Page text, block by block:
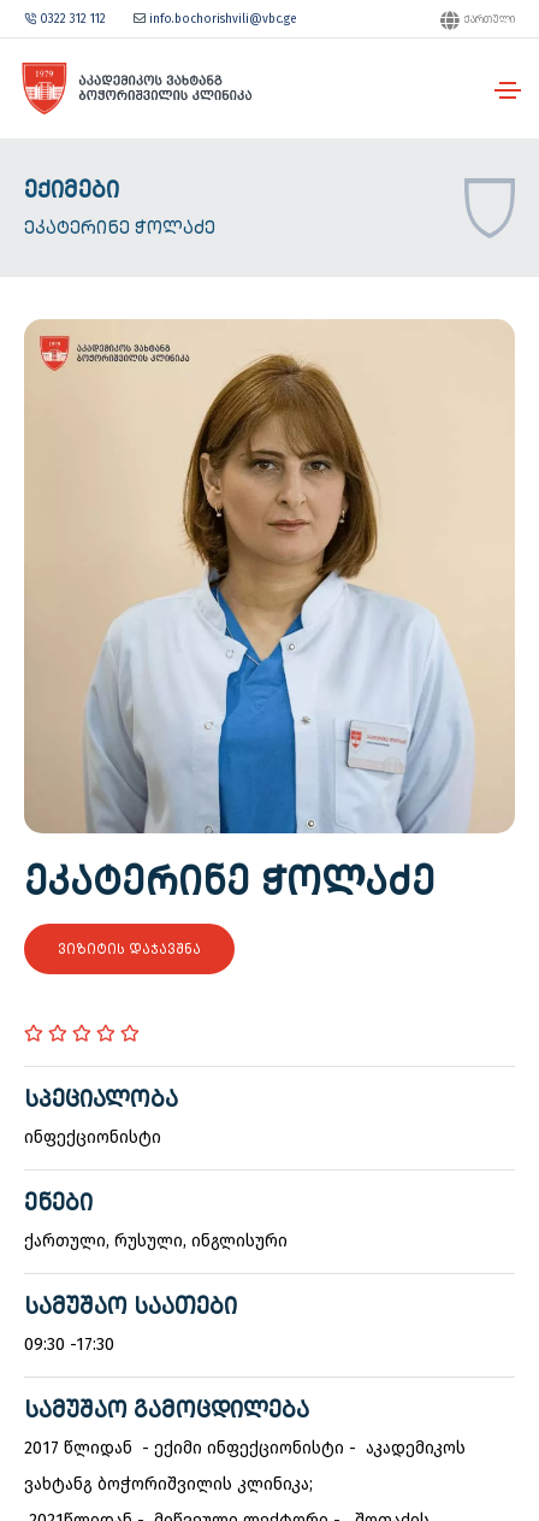
0322 312 112 info.bochorishvili@vbc.ge ᲥᲐᲠᲗᲣᲚᲘ
ᲔᲥᲘᲛᲔᲑᲘ
ᲔᲙᲐᲢᲔᲠᲘᲜᲔ ᲭᲝᲚᲐᲫᲔ
ᲔᲙᲐᲢᲔᲠᲘᲜᲔ ᲭᲝᲚᲐᲫᲔ
ᲕᲘᲖᲘᲢᲘᲡ ᲓᲐᲯᲐᲕᲨᲜᲐ
ᲡᲞᲔᲪᲘᲐᲚᲝᲑᲐ
ინფექციონისტი
ᲔᲜᲔᲑᲘ
ქართული, რუსული, ინგლისური
ᲡᲐᲛᲣᲨᲐᲝ ᲡᲐᲐᲗᲔᲑᲘ
09:30 -17:30
ᲡᲐᲛᲣᲨᲐᲝ ᲒᲐᲛᲝᲪᲓᲘᲚᲔᲑᲐ
2017 წლიდან - ექიმი ინფექციონისტი - აკადემიკოს
ვახტანგ ბოჭორიშვილის კლინიკა;